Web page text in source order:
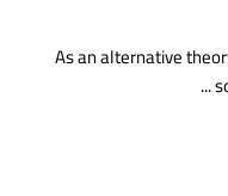
As an alternative